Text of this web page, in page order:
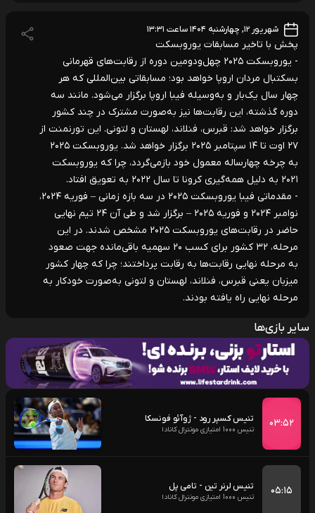
شهریور ۱۲, چهارشنبه ۱۴۰۴ ساعت ۱۳:۳۱
پخش با تاخیر مسابقات یوروبسکت
- یوروبسکت ۲۰۲۵ چهل‌ودومین دوره از رقابت‌های قهرمانی
بسکتبال مردان اروپا خواهد بود؛ مسابقاتی بین‌المللی که هر
چهار سال یک‌بار و به‌وسیله فیبا اروپا برگزار می‌شود. مانند سه
دوره گذشته، این رقابت‌ها نیز به‌صورت مشترک در چند کشور
برگزار خواهد شد: قبرس، فنلاند، لهستان و لتونی. این تورنمنت از
۲۷ اوت تا ۱۴ سپتامبر ۲۰۲۵ برگزار خواهد شد. یوروبسکت ۲۰۲۵
به چرخه چهار‌ساله معمول خود بازمی‌گردد، چرا که یوروبسکت
۲۰۲۱ به دلیل همه‌گیری کرونا تا سال ۲۰۲۲ به تعویق افتاد.
- مقدماتی فیبا یوروبسکت ۲۰۲۵ در سه بازه زمانی – فوریه ۲۰۲۴،
نوامبر ۲۰۲۴ و فوریه ۲۰۲۵ – برگزار شد و طی آن ۲۴ تیم نهایی
حاضر در رقابت‌های یوروبسکت ۲۰۲۵ مشخص شدند. در این
مرحله، ۳۲ کشور برای کسب ۲۰ سهمیه باقی‌مانده جهت صعود
به مرحله نهایی رقابت‌ها به رقابت پرداختند؛ چرا که چهار کشور
میزبان یعنی قبرس، فنلاند، لهستان و لتونی به‌صورت خودکار به
مرحله نهایی راه یافته بودند.
سایر بازی‌ها
۰۳:۵۲ تنیس کسپر رود - ژوآئو فونسکا
تنیس 1000 امتیازی مونترال کانادا
۰۵:۱۵ تنیس لرنر تین - تامی پل
تنیس 1000 امتیازی مونترال کانادا